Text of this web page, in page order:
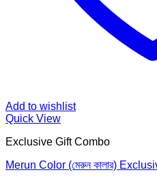
Add to wishlist
Quick View
Exclusive Gift Combo
Merun Color (মেরুন কালার)